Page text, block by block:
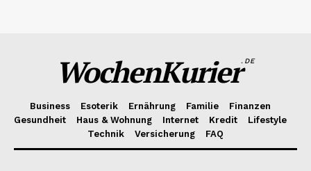
WochenKurier.DE
Business Esoterik Ernährung Familie
Finanzen
Gesundheit
Haus & Wohnung Internet Kredit
Lifestyle
Technik
Versicherung FAQ